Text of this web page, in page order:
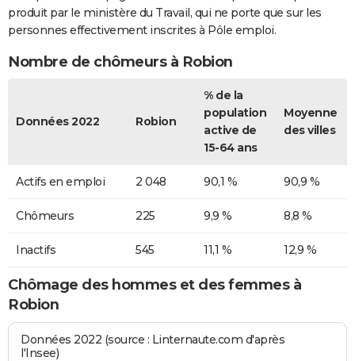
produit par le ministère du Travail, qui ne porte que sur les
personnes effectivement inscrites à Pôle emploi.
Nombre de chômeurs à Robion
Données 2022 Robion
% de la
population
active de
15-64 ans
Moyenne
des villes
Actifs en emploi 2 048 90,1 % 90,9 %
Chômeurs 225 9,9 % 8,8 %
Inactifs 545 11,1 % 12,9 %
Chômage des hommes et des femmes à
Robion
Données 2022 (source : Linternaute.com d'après
l'Insee)